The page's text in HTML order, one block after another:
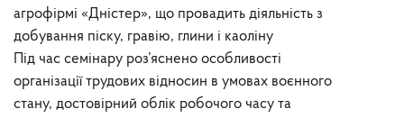
агрофірмі «Дністер», що провадить діяльність з
добування піску, гравію, глини і каоліну
Під час семінару роз’яснено особливості
організації трудових відносин в умовах воєнного
стану, достовірний облік робочого часу та